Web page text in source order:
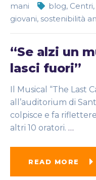
mani
blog, Centri,
giovani, sostenibilità
“Se alzi un
lasci fuori”
Il Musical “The Last
all’auditorium di
colpisce e fa
altri 10 oratori. …
READ MORE